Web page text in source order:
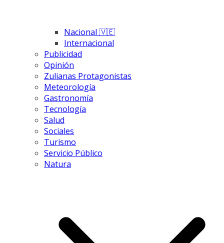
Nacional 🇻🇪
Internacional
Publicidad
Opinión
Zulianas Protagonistas
Meteorología
Gastronomía
Tecnología
Salud
Sociales
Turismo
Servicio Público
Natura